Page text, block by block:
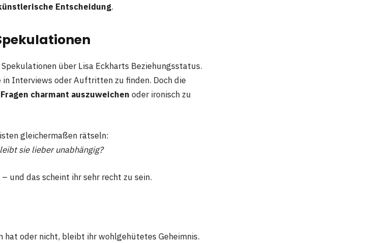
Entscheidung.
über Lisa Eckharts Beziehungsstatus.
in Interviews oder Auftritten zu finden. Doch die
Fragen charmant auszuweichen oder ironisch zu
gleichermaßen rätseln:
sie lieber unabhängig?
und das scheint ihr sehr recht zu sein.
hat oder nicht, bleibt ihr wohlgehütetes Geheimnis.